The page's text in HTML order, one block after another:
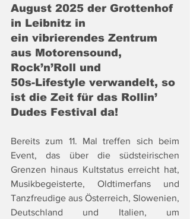
August 2025 der Grottenhof
in Leibnitz in
ein vibrierendes Zentrum
aus Motorensound,
Rock’n’Roll und
50s-Lifestyle verwandelt, so
ist die Zeit für das Rollin’
Dudes Festival da!
Bereits zum 11. Mal treffen sich beim
Event, das über die südsteirischen
Grenzen hinaus Kultstatus erreicht hat,
Musikbegeisterte, Oldtimerfans und
Tanzfreudige aus Österreich, Slowenien,
Deutschland und Italien, um